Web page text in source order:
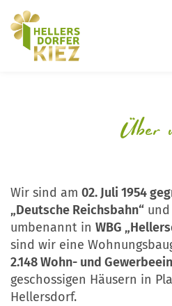
Über
Wir sind am 02. Juli 1954
„Deutsche Reichsbahn“
umbenannt in WBG
sind wir eine
2.148 Wohn- und
geschossigen Häusern in
Hellersdorf.